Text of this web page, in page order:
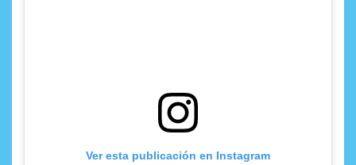
Ver esta publicación en Instagram